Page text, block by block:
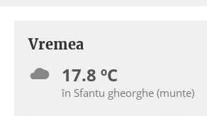
Vremea
17.8 ºC
în Sfantu gheorghe (munte)